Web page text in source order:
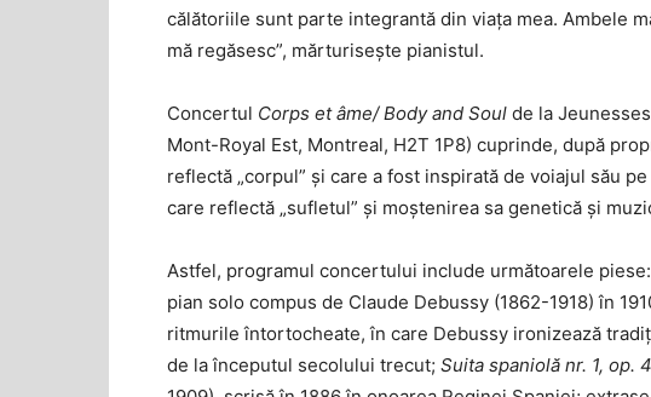
călătoriile sunt parte integrantă din viața mea. Ambele
mă regăsesc”, mărturisește pianistul.
Concertul Corps et âme/ Body and Soul de la
Mont-Royal Est, Montreal, H2T 1P8) cuprinde, după
reflectă „corpul” și care a fost inspirată de voiajul său
care reflectă „sufletul” și moștenirea sa genetică și
Astfel, programul concertului include următoarele piese:
pian solo compus de Claude Debussy (1862-1918) în
ritmurile întortocheate, în care Debussy ironizează
de la începutul secolului trecut; Suita spaniolă nr. 1, op.